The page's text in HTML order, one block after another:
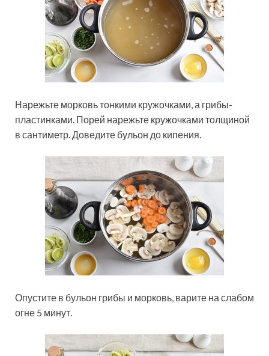
Нарежьте морковь тонкими кружочками, а грибы-
пластинками. Порей нарежьте кружочками толщиной
в сантиметр. Доведите бульон до кипения.
Опустите в бульон грибы и морковь, варите на слабом
огне 5 минут.